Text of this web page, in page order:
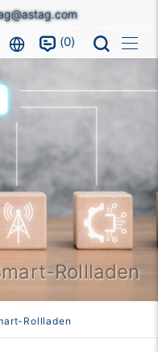
0
Rollladen
Rollladen